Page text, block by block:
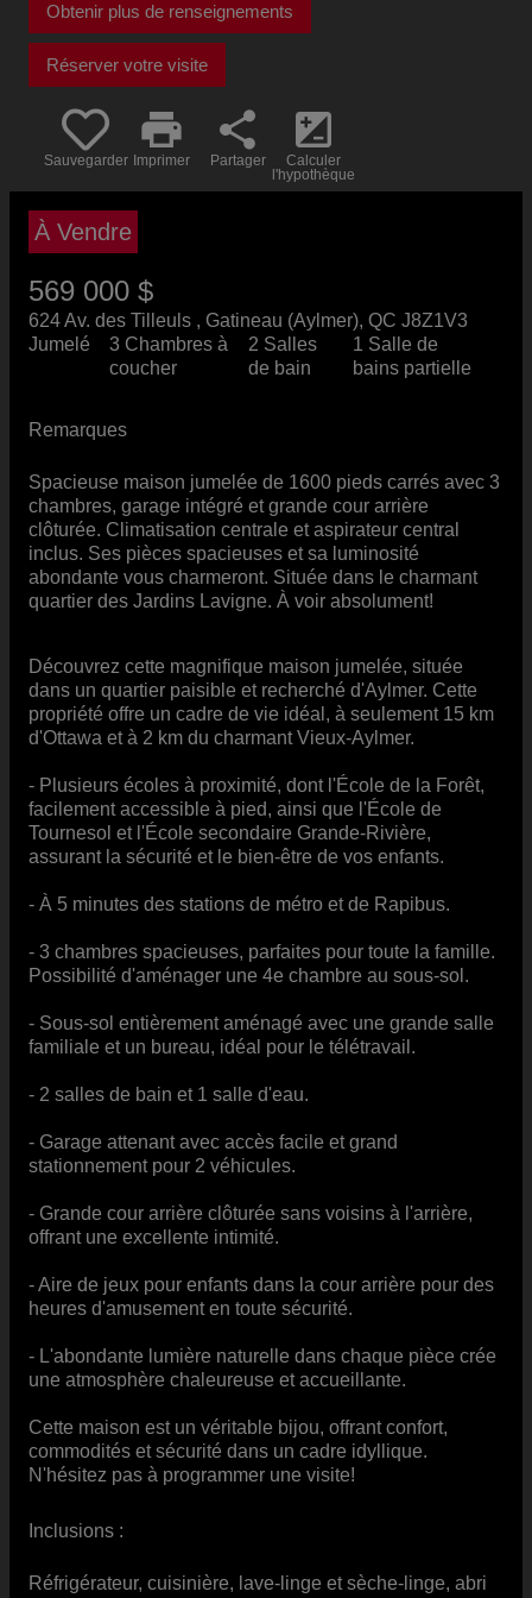
Obtenir plus de renseignements
Réserver votre visite
Sauvegarder
print
Imprimer
share
Partager
iso
Calculer
l'hypothèque
À Vendre
569 000 $
624 Av. des Tilleuls , Gatineau (Aylmer), QC J8Z1V3
Jumelé
3 Chambres à
coucher
2 Salles
de bain
1 Salle de
bains partielle
Remarques
Spacieuse maison jumelée de 1600 pieds carrés avec 3
chambres, garage intégré et grande cour arrière
clôturée. Climatisation centrale et aspirateur central
inclus. Ses pièces spacieuses et sa luminosité
abondante vous charmeront. Située dans le charmant
quartier des Jardins Lavigne. À voir absolument!
Découvrez cette magnifique maison jumelée, située
dans un quartier paisible et recherché d'Aylmer. Cette
propriété offre un cadre de vie idéal, à seulement 15 km
d'Ottawa et à 2 km du charmant Vieux-Aylmer.
- Plusieurs écoles à proximité, dont l'École de la Forêt,
facilement accessible à pied, ainsi que l'École de
Tournesol et l'École secondaire Grande-Rivière,
assurant la sécurité et le bien-être de vos enfants.
- À 5 minutes des stations de métro et de Rapibus.
- 3 chambres spacieuses, parfaites pour toute la famille.
Possibilité d'aménager une 4e chambre au sous-sol.
- Sous-sol entièrement aménagé avec une grande salle
familiale et un bureau, idéal pour le télétravail.
- 2 salles de bain et 1 salle d'eau.
- Garage attenant avec accès facile et grand
stationnement pour 2 véhicules.
- Grande cour arrière clôturée sans voisins à l'arrière,
offrant une excellente intimité.
- Aire de jeux pour enfants dans la cour arrière pour des
heures d'amusement en toute sécurité.
- L'abondante lumière naturelle dans chaque pièce crée
une atmosphère chaleureuse et accueillante.
Cette maison est un véritable bijou, offrant confort,
commodités et sécurité dans un cadre idyllique.
N'hésitez pas à programmer une visite!
Inclusions :
Réfrigérateur, cuisinière, lave-linge et sèche-linge, abri